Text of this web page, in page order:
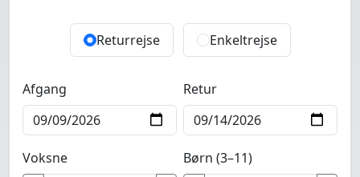
Returrejse Enkeltrejse
Afgang Retur
Voksne Børn (3–11)